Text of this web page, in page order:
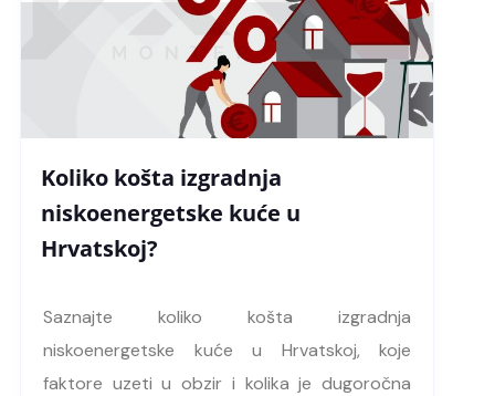
Koliko košta izgradnja
niskoenergetske kuće u
Hrvatskoj?
Saznajte koliko košta izgradnja
niskoenergetske kuće u Hrvatskoj, koje
faktore uzeti u obzir i kolika je dugoročna